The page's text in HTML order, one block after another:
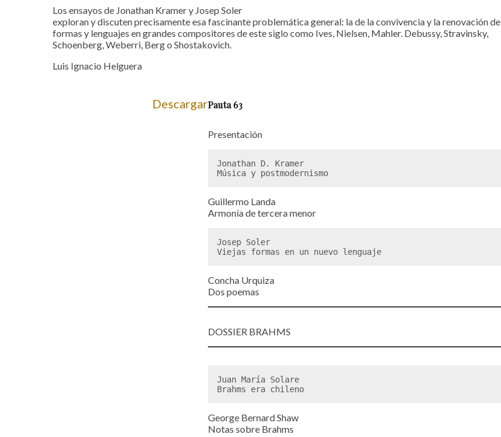
Los ensayos de Jonathan Kramer y Josep Soler
exploran y discuten precisamente esa fascinante problemática general: la de la convivencia y la renovación de
formas y lenguajes en grandes compositores de este siglo como Ives, Nielsen, Mahler. Debussy, Stravinsky,
Schoenberg, Weberri, Berg o Shostakovich.
Luis Ignacio Helguera
DescargarPauta 63
Presentación
Jonathan D. Kramer
Música y postmodernismo
Guillermo Landa
Armonía de tercera menor
Josep Soler
Viejas formas en un nuevo lenguaje
Concha Urquiza
Dos poemas
DOSSIER BRAHMS
Juan María Solare
Brahms era chileno
George Bernard Shaw
Notas sobre Brahms